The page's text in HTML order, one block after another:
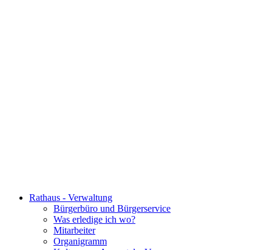
Rathaus - Verwaltung
Bürgerbüro und Bürgerservice
Was erledige ich wo?
Mitarbeiter
Organigramm